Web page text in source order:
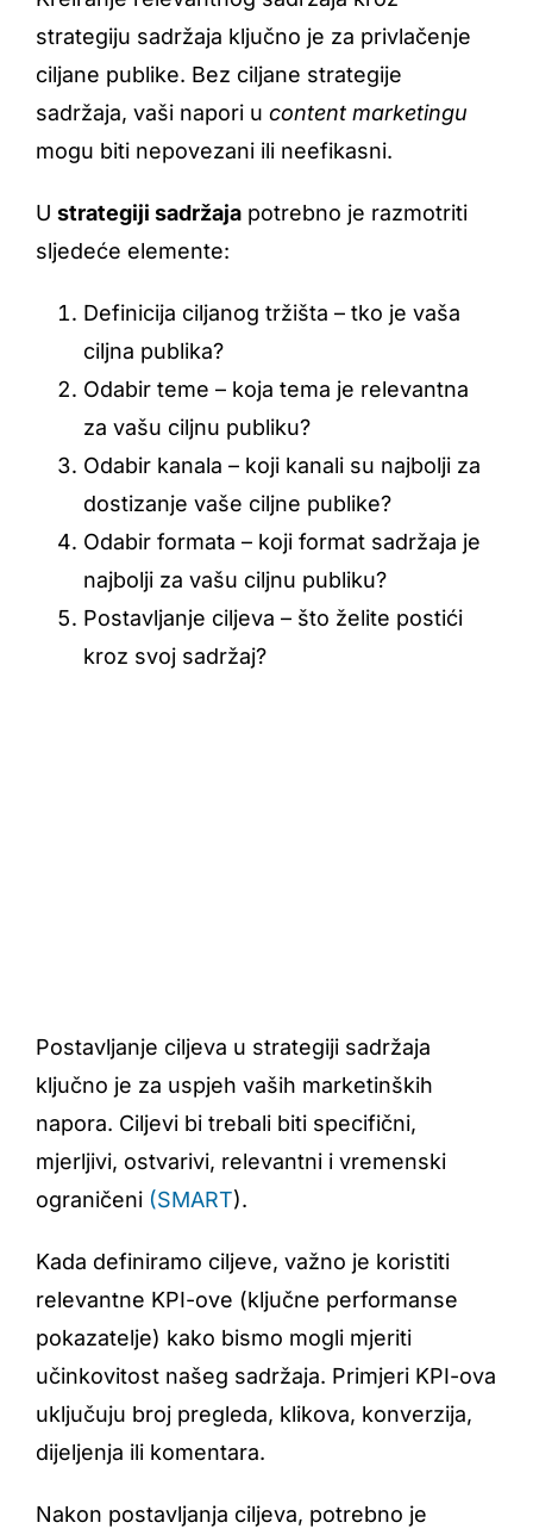
strategiju sadržaja ključno je za privlačenje
ciljane publike. Bez ciljane strategije
sadržaja, vaši napori u content marketingu
mogu biti nepovezani ili neefikasni.
U strategiji sadržaja potrebno je razmotriti
sljedeće elemente:
Definicija ciljanog tržišta – tko je vaša
ciljna publika?
Odabir teme – koja tema je relevantna
za vašu ciljnu publiku?
Odabir kanala – koji kanali su najbolji za
dostizanje vaše ciljne publike?
Odabir formata – koji format sadržaja je
najbolji za vašu ciljnu publiku?
Postavljanje ciljeva – što želite postići
kroz svoj sadržaj?
Postavljanje ciljeva u strategiji sadržaja
ključno je za uspjeh vaših marketinških
napora. Ciljevi bi trebali biti specifični,
mjerljivi, ostvarivi, relevantni i vremenski
ograničeni (SMART).
Kada definiramo ciljeve, važno je koristiti
relevantne KPI-ove (ključne performanse
pokazatelje) kako bismo mogli mjeriti
učinkovitost našeg sadržaja. Primjeri KPI-ova
uključuju broj pregleda, klikova, konverzija,
dijeljenja ili komentara.
Nakon postavljanja ciljeva, potrebno je